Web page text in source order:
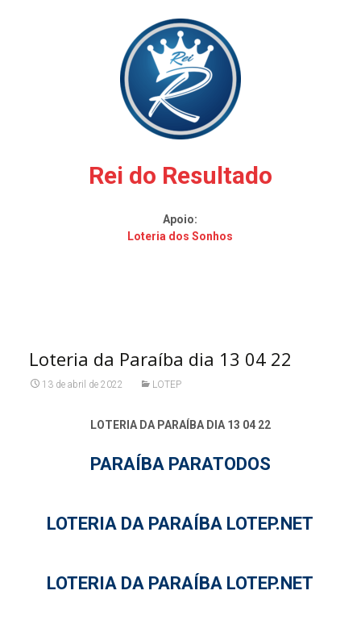
Rei do Resultado
Apoio:
Loteria dos Sonhos
Loteria da Paraíba dia 13 04 22
13 de abril de 2022 LOTEP
LOTERIA DA PARAÍBA DIA 13 04 22
PARAÍBA PARATODOS
LOTERIA DA PARAÍBA LOTEP.NET
LOTERIA DA PARAÍBA LOTEP.NET